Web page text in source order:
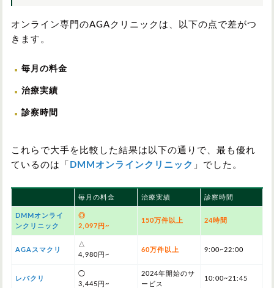
オンライン専門のAGAクリニックは、以下の点で差がつ
きます。
毎月の料金
治療実績
診察時間
これらで大手を比較した結果は以下の通りで、最も優れ
ているのは「 DMMオンラインクリニック 」でした。
毎月の料金 治療実績 診察時間
DMMオンライ
ンクリニック
◎
2,097円~
150万件以上 24時間
AGAスマクリ
△
4,980円~
60万件以上 9:00~22:00
レバクリ
◯
3,445円~
2024年開始のサ
ービス
10:00~21:45